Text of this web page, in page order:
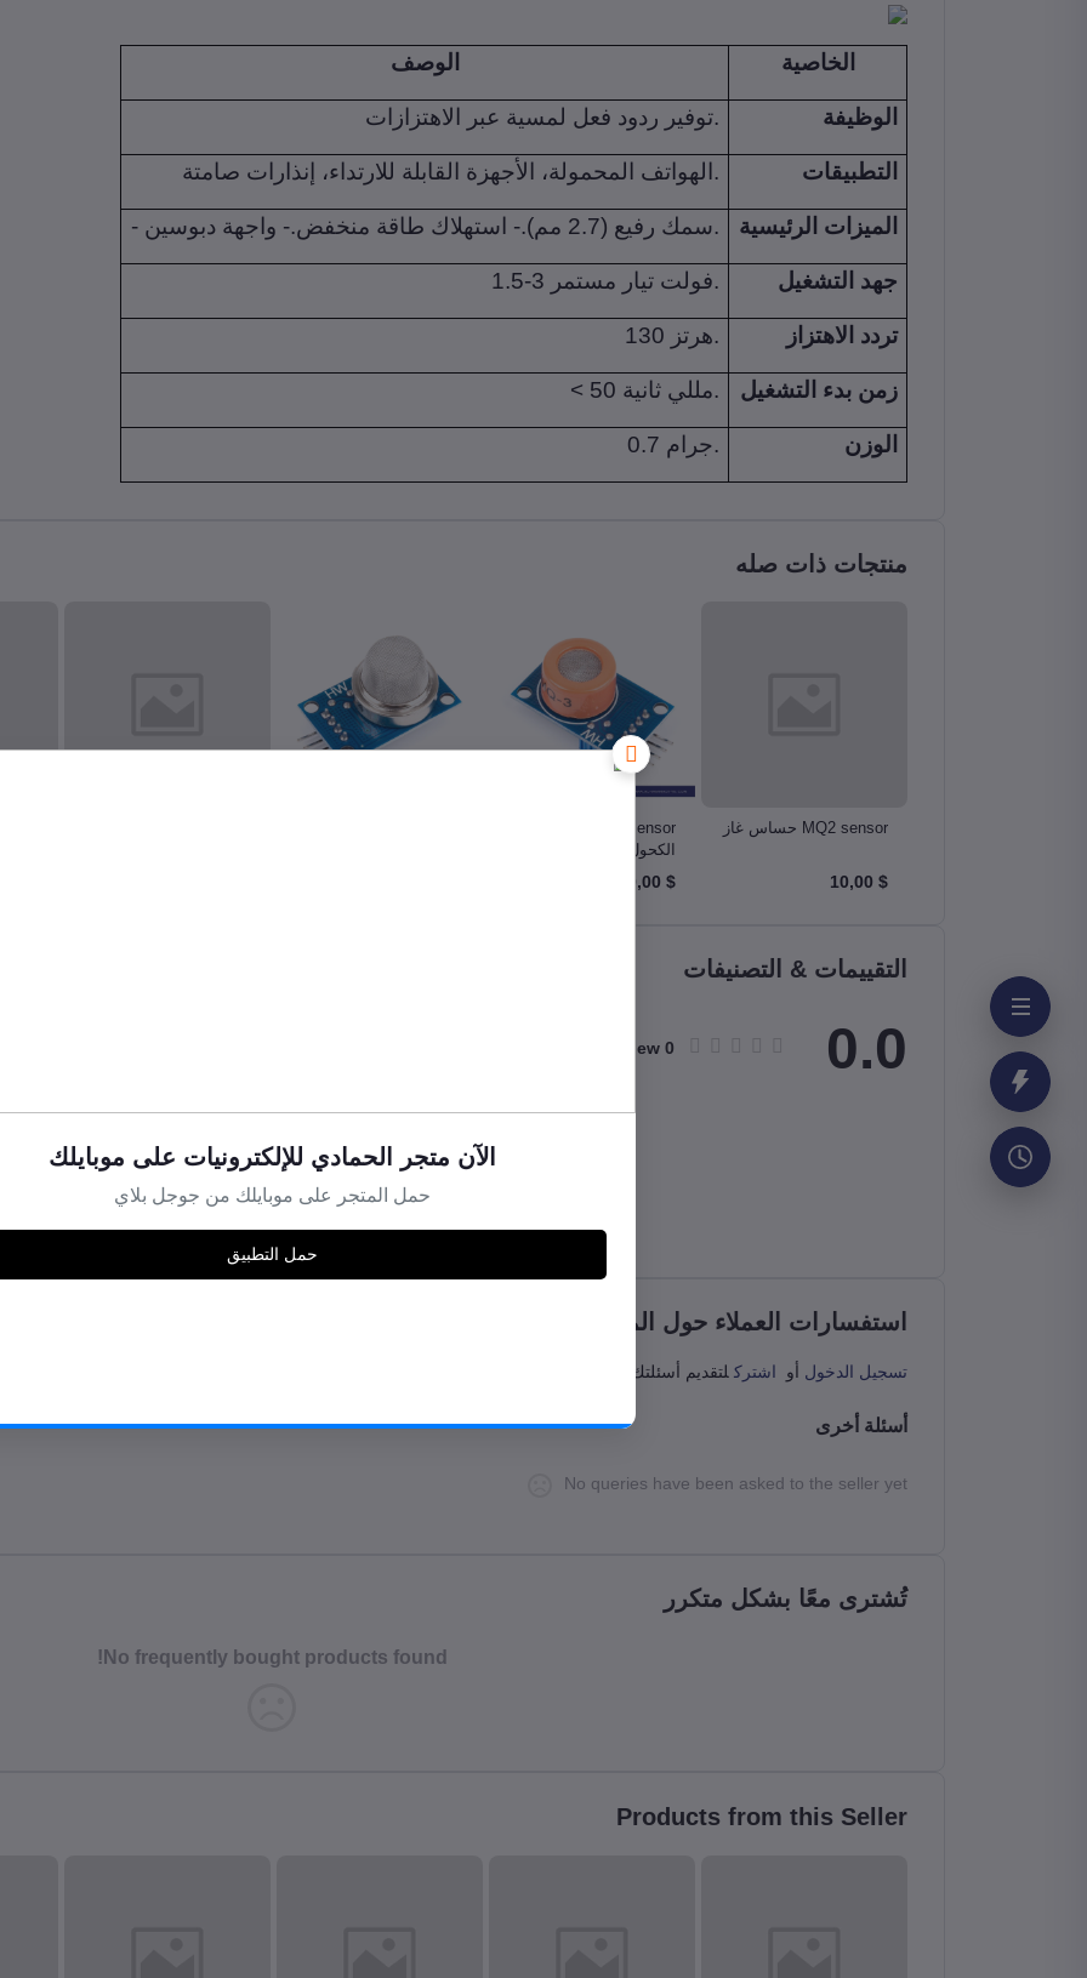
الخاصية الوصف
الوظيفة توفير ردود فعل لمسية عبر الاهتزازات.
التطبيقات الهواتف المحمولة، الأجهزة القابلة للارتداء، إنذارات صامتة.
الميزات الرئيسية - سمك رفيع (2.7 مم).- استهلاك طاقة منخفض.- واجهة دبوسين.
جهد التشغيل 1.5-3 فولت تيار مستمر.
تردد الاهتزاز 130 هرتز.
زمن بدء التشغيل < 50 مللي ثانية.
الوزن 0.7 جرام.
منتجات ذات صله
MQ2 sensor حساس غاز
$ 10,00
الكحول
$ 10,00
التقييمات & التصنيفات
0.0
Total Review 0
استفسارات العملاء حول المنتج (0)
تسجيل الدخول أو اشترك لتقديم أسئلتك للبائع
أسئلة أخرى
No queries have been asked to the seller yet
تُشترى معًا بشكل متكرر
No frequently bought products found!
Products from this Seller